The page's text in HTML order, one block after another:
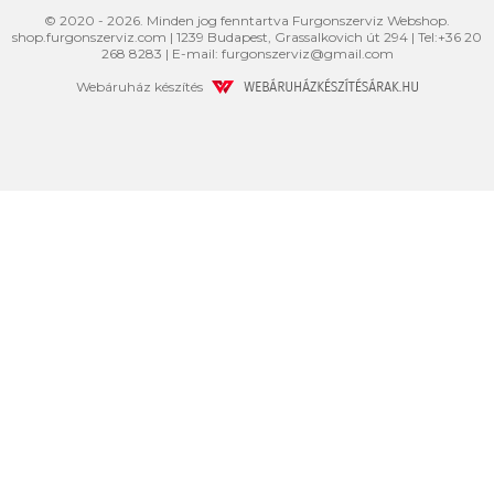
© 2020 - 2026. Minden jog fenntartva Furgonszerviz Webshop.
shop.furgonszerviz.com | 1239 Budapest, Grassalkovich út 294 | Tel:+36 20
268 8283 | E-mail: furgonszerviz@gmail.com
Webáruház készítés